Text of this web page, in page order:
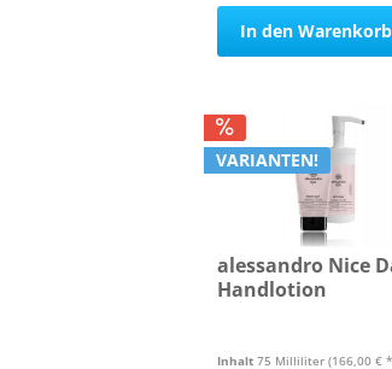
In den Warenkorb
VARIANTEN!
alessandro Nice
Handlotion
Inhalt 75 Milliliter (166,00 € *